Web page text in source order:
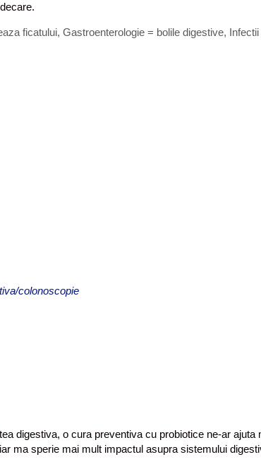
ficatului, Gastroenterologie = bolile digestive,
colonoscopie
digestiva, o cura preventiva cu probiotice ne-ar
ma sperie mai mult impactul asupra sistemului